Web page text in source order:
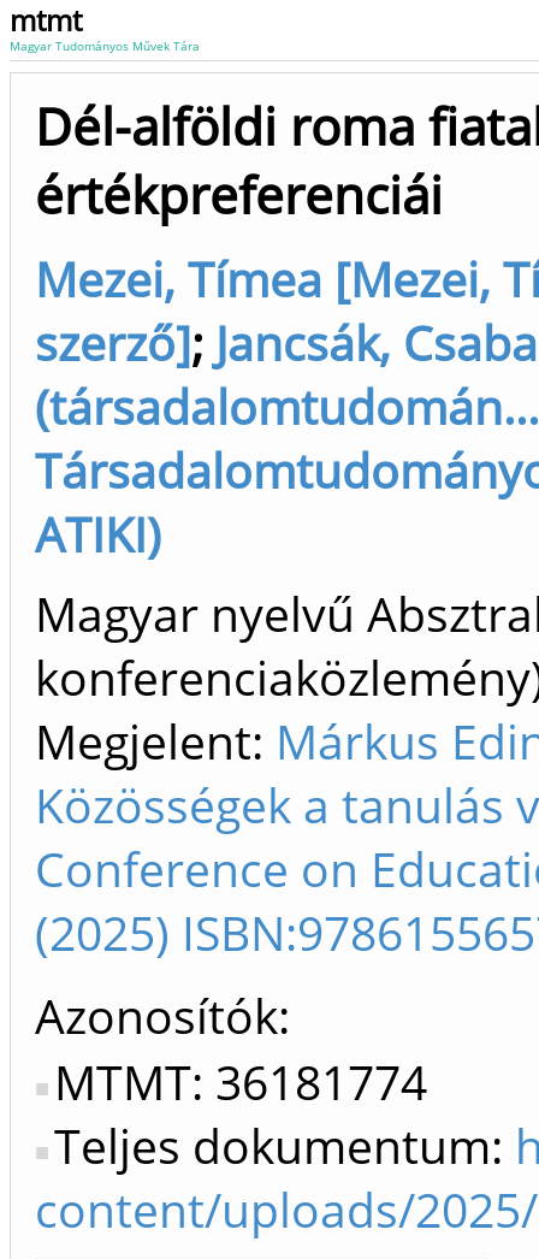
mtmt
Magyar Tudományos Művek Tára
Dél-alföldi roma
értékpreferenciái
Mezei, Tímea [Mezei,
szerző]; Jancsák,
ATIKI)
Magyar nyelvű
Megjelent: Márkus
Közösségek a tanulás
Conference on
(2025)
Azonosítók
MTMT: 36181774
Teljes dokumentum:
content/uploads/